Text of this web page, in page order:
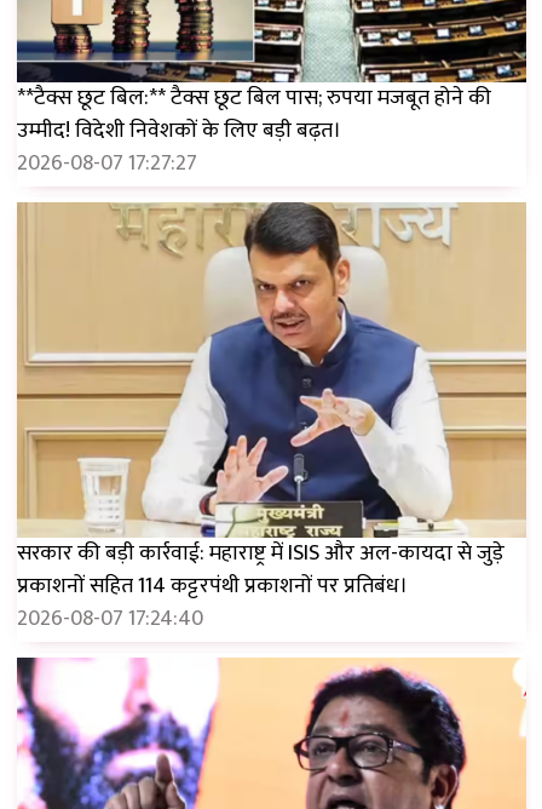
**टैक्स छूट बिल:** टैक्स छूट बिल पास; रुपया मजबूत होने की
उम्मीद! विदेशी निवेशकों के लिए बड़ी बढ़त।
2026-08-07 17:27:27
सरकार की बड़ी कार्रवाई: महाराष्ट्र में ISIS और अल-कायदा से जुड़े
प्रकाशनों सहित 114 कट्टरपंथी प्रकाशनों पर प्रतिबंध।
2026-08-07 17:24:40